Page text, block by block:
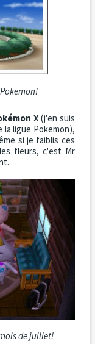
X(j'en suis
la ligue Pokemon),
si je faiblis ces
fleurs, c'est Mr
de juillet!